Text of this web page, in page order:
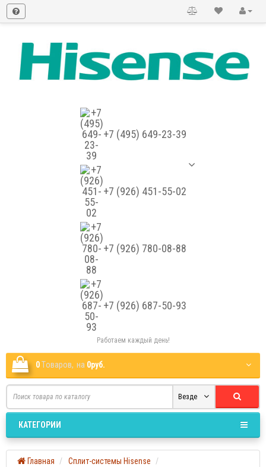
+7 (495) 649-23-39
+7 (926) 451-55-02
+7 (926) 780-08-88
+7 (926) 687-50-93
Работаем каждый день!
0Tоваров, на 0руб.
Везде
КАТЕГОРИИ
Главная
Сплит-системы Hisense